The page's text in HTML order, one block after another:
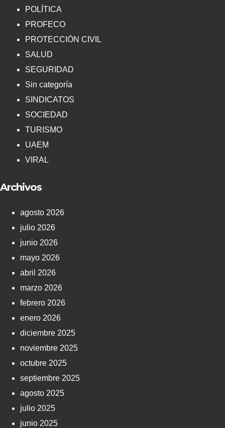
POLÍTICA
PROFECO
PROTECCIÓN CIVIL
SALUD
SEGURIDAD
Sin categoría
SINDICATOS
SOCIEDAD
TURISMO
UAEM
VIRAL
Archivos
agosto 2026
julio 2026
junio 2026
mayo 2026
abril 2026
marzo 2026
febrero 2026
enero 2026
diciembre 2025
noviembre 2025
octubre 2025
septiembre 2025
agosto 2025
julio 2025
junio 2025